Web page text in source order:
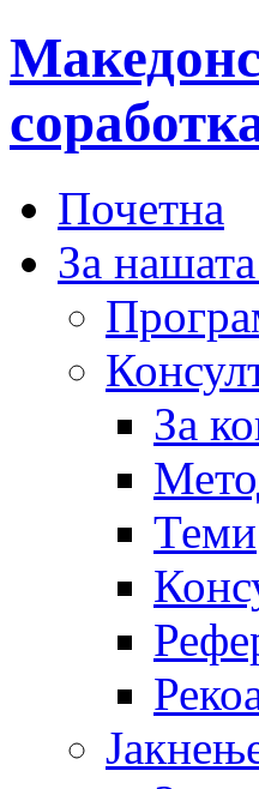
Почетна
За
За
Теми